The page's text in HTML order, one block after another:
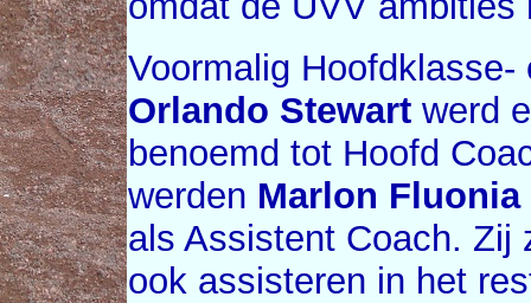
Voormalig Hoofdklasse-
Orlando Stewartwerd
benoemd tot Hoofd
werden Marlon Fluonia
als Assistent Coach. Zij
ook assisteren in het